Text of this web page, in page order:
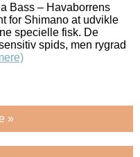
Bass – Havaborrens
for Shimano at udvikle
specielle fisk. De
spids, men rygrad
»